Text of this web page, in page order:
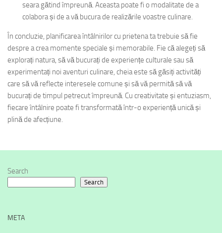
seara gătind împreună. Aceasta poate fi o modalitate de a
colabora și de a vă bucura de realizările voastre culinare.
În concluzie, planificarea întâlnirilor cu prietena ta trebuie să fie
despre a crea momente speciale și memorabile. Fie că alegeți să
explorați natura, să vă bucurați de experiențe culturale sau să
experimentați noi aventuri culinare, cheia este să găsiți activități
care să vă reflecte interesele comune și să vă permită să vă
bucurați de timpul petrecut împreună. Cu creativitate și entuziasm,
fiecare întâlnire poate fi transformată într-o experiență unică și
plină de afecțiune.
Search
Search
META